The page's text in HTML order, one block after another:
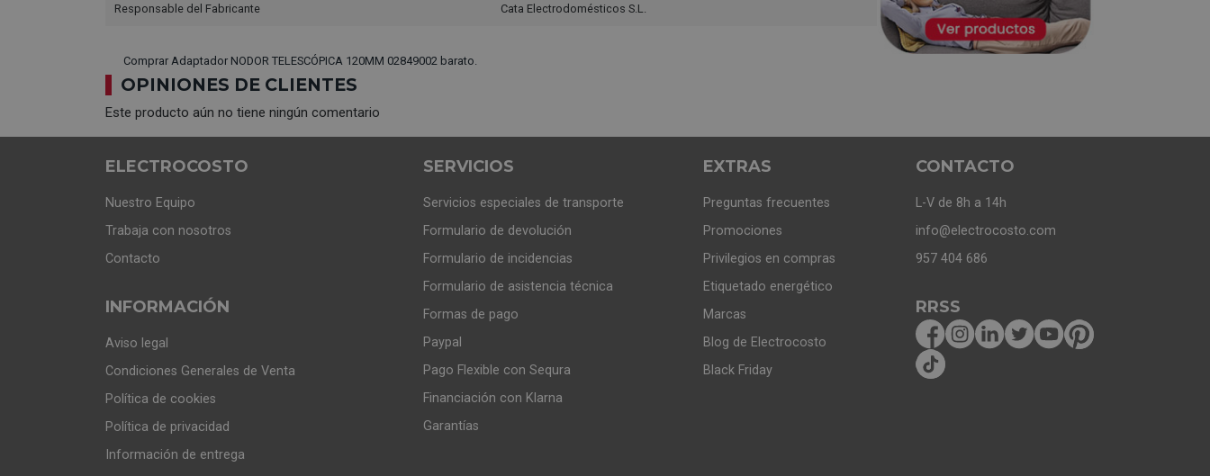
Responsable del Fabricante Cata Electrodomésticos S.L.
Comprar Adaptador NODOR TELESCÓPICA 120MM 02849002 barato.
OPINIONES DE CLIENTES
Este producto aún no tiene ningún comentario
ELECTROCOSTO
Nuestro Equipo
Trabaja con nosotros
Contacto
INFORMACIÓN
Aviso legal
Condiciones Generales de Venta
Política de cookies
Política de privacidad
Información de entrega
SERVICIOS
Servicios especiales de transporte
Formulario de devolución
Formulario de incidencias
Formulario de asistencia técnica
Formas de pago
Paypal
Pago Flexible con Sequra
Financiación con Klarna
Garantías
EXTRAS
Preguntas frecuentes
Promociones
Privilegios en compras
Etiquetado energético
Marcas
Blog de Electrocosto
Black Friday
CONTACTO
L-V de 8h a 14h
info@electrocosto.com
957 404 686
RRSS